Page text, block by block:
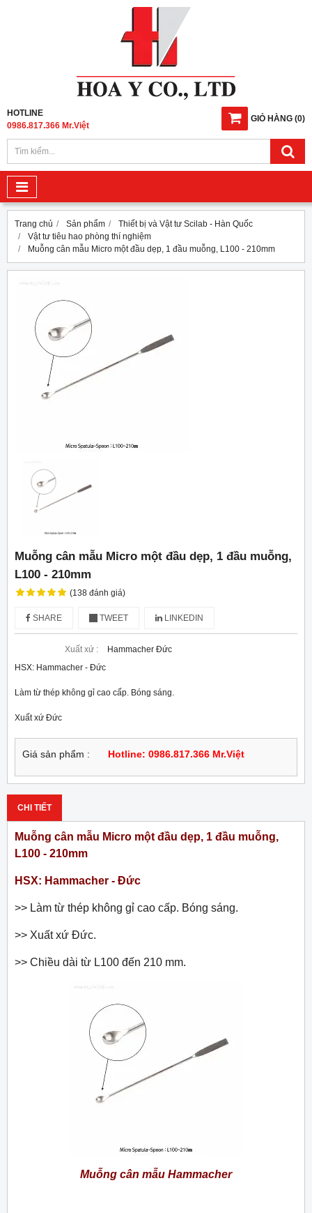
GIỎ HÀNG (0)
HOTLINE
0986.817.366 Mr.Việt
Trang chủ Sản phẩm
Thiết bị và Vật tư Scilab - Hàn Quốc
Vật tư tiêu hao phòng thí nghiệm
Muỗng cân mẫu Micro một đầu dẹp, 1 đầu muỗng, L100 - 210mm
Muỗng cân mẫu Micro một đầu dẹp, 1 đầu muỗng,
L100 - 210mm
(138 đánh giá)
SHARE TWEET LINKEDIN
Xuất xứ :
Hammacher Đức
HSX: Hammacher - Đức
Làm từ thép không gỉ cao cấp. Bóng sáng.
Xuất xứ Đức
Giá sản phẩm : Hotline: 0986.817.366 Mr.Việt
CHI TIẾT
Muỗng cân mẫu Micro một đầu dẹp, 1 đầu muỗng,
L100 - 210mm
HSX: Hammacher - Đức
>> Làm từ thép không gỉ cao cấp. Bóng sáng.
>> Xuất xứ Đức.
>> Chiều dài từ L100 đến 210 mm.
Muỗng cân mẫu Hammacher